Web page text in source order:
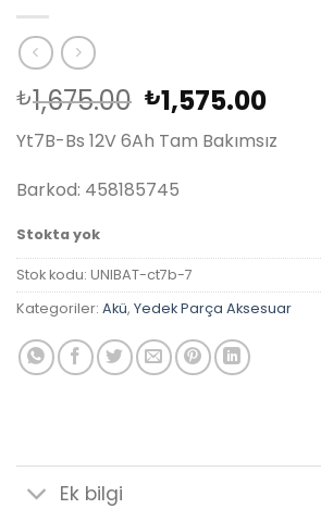
₺1,675.00 Orijinal
fiyat:
₺1,675.00.
₺1,575.00Şu
fiyat:
Yt7B-Bs 12V 6Ah Tam Bakımsız
Barkod: 458185745
Stokta yok
Stok kodu: UNIBAT-ct7b-7
Kategoriler: Akü, Yedek Parça Aksesuar
Ek bilgi